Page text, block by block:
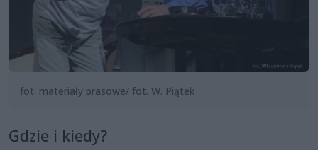
fot. materiały prasowe/ fot. W. Piątek
Gdzie i kiedy?